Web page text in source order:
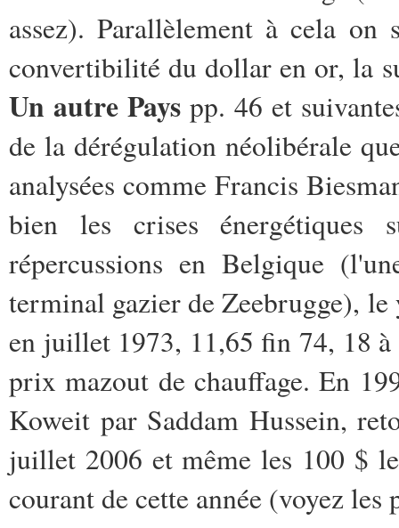
assez). Parallèlement à cela
convertibilité du dollar en or, la
Un autre Payspp. 46 et
de la dérégulation néolibérale
analysées comme Francis
bien les crises
répercussions en Belgique
terminal gazier de Zeebrugge),
en juillet 1973, 11,65 fin 74, 18
prix mazout de chauffage. En
Koweit par Saddam Hussein,
juillet 2006 et même les 100 $
courant de cette année (voyez les